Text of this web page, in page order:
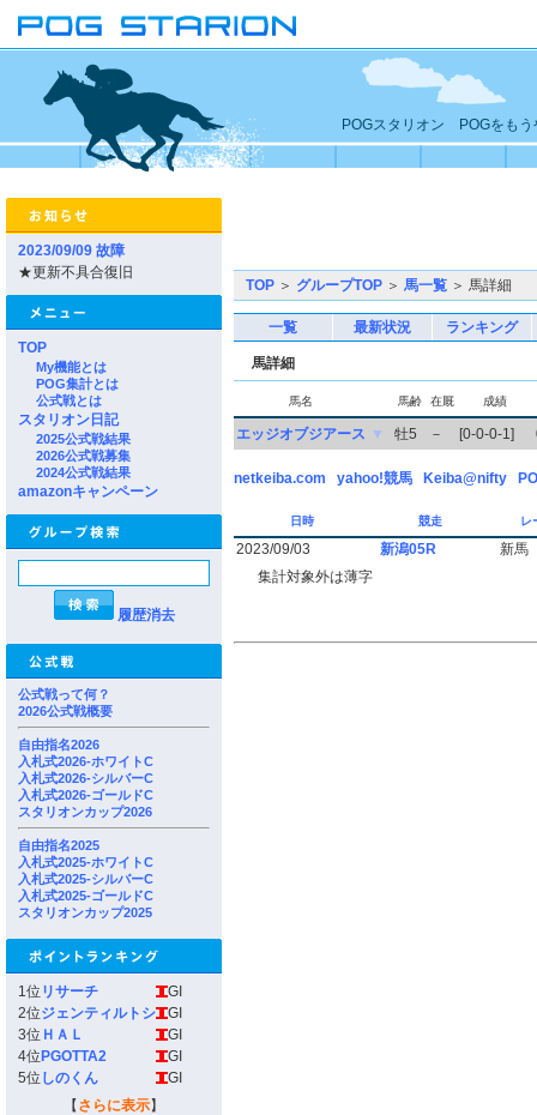
POGスタリオン POGをもう
2023/09/09 故障
★更新不具合復旧
TOP
My機能とは
POG集計とは
公式戦とは
スタリオン日記
2025公式戦結果
2026公式戦募集
2024公式戦結果
amazonキャンペーン
履歴消去
公式戦って何？
2026公式戦概要
自由指名2026
入札式2026-ホワイトC
入札式2026-シルバーC
入札式2026-ゴールドC
スタリオンカップ2026
自由指名2025
入札式2025-ホワイトC
入札式2025-シルバーC
入札式2025-ゴールドC
スタリオンカップ2025
1位 リサーチ
GI
2位ジェンティルトシ
GI
3位 ＨＡＬ
GI
4位 PGOTTA2
GI
5位 しのくん
GI
【 さらに表示】
TOP ＞ グループTOP ＞ 馬一覧 ＞ 馬詳細
一覧 最新状況 ランキング
馬詳細
馬名 馬齢 在厩 成績
エッジオブジアース ▼ 牡5 － [0-0-0-1]
netkeiba.com yahoo!競馬 Keiba@nifty
日時 競走 レ
2023/09/03 新潟05R
新馬
集計対象外は薄字